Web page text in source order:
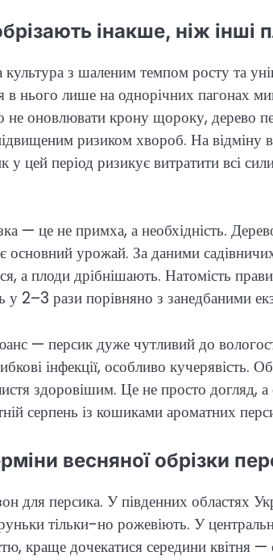
інакше, ніж інші
з шаленим темпом росту та
в нього лише на однорічних пагонах
не оновлювати крону щороку, дерево
ризиком хвороб. На відміну
у цей період ризикує витратити всі
— це не примха, а необхідність.
основний урожай. За даними
а плоди дрібнішають. Натомість
у 2–3 рази порівняно з занедбаними
— персик дуже чутливий до
інфекції, особливо кучерявість.
здоровішим. Це не просто догляд,
серпень із кошиками ароматних
весняної обрізки
для персика. У південних областях
тільки-но рожевіють. У
краще дочекатися середини квітня —